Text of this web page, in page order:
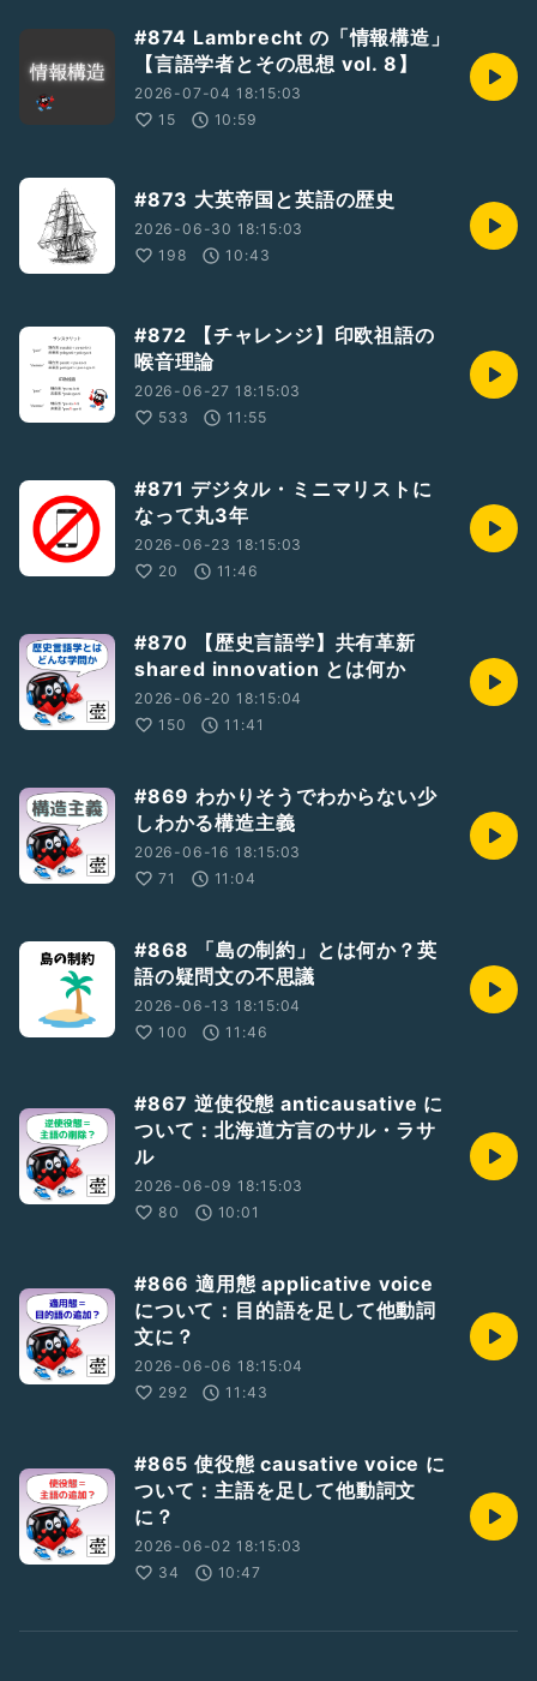
#874 Lambrecht の「情報構造」
【言語学者とその思想 vol. 8】
2026-07-04 18:15:03
15
10:59
#873 大英帝国と英語の歴史
2026-06-30 18:15:03
198
10:43
#872 【チャレンジ】印欧祖語の
喉音理論
2026-06-27 18:15:03
533
11:55
#871 デジタル・ミニマリストに
なって丸3年
2026-06-23 18:15:03
20
11:46
#870 【歴史言語学】共有革新
shared innovation とは何か
2026-06-20 18:15:04
150
11:41
#869 わかりそうでわからない少
しわかる構造主義
2026-06-16 18:15:03
71
11:04
#868 「島の制約」とは何か？英
語の疑問文の不思議
2026-06-13 18:15:04
100
11:46
#867 逆使役態 anticausative に
ついて：北海道方言のサル・ラサ
ル
2026-06-09 18:15:03
80
10:01
#866 適用態 applicative voice
について：目的語を足して他動詞
文に？
2026-06-06 18:15:04
292
11:43
#865 使役態 causative voice に
ついて：主語を足して他動詞文
に？
2026-06-02 18:15:03
34
10:47